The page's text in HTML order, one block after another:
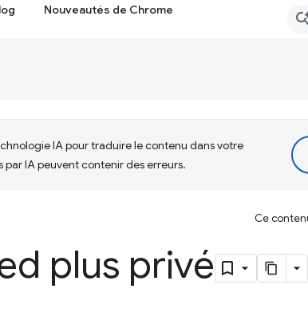
Nouveautés de Chrome
IA pour traduire le contenu dans votre
IA peuvent contenir des erreurs.
Ce
plus privé